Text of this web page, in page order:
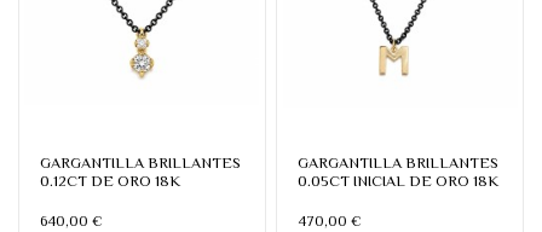
GARGANTILLA BRILLANTES
0.12CT DE ORO 18K
640,00 €
GARGANTILLA BRILLANTES
0.05CT INICIAL DE ORO 18K
470,00 €